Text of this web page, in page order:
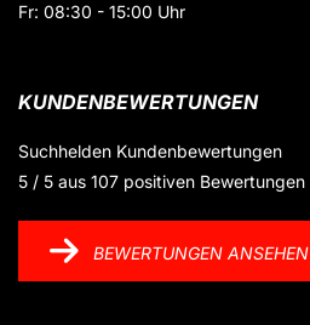
Fr: 08:30 - 15:00 Uhr
KUNDENBEWERTUNGEN
Suchhelden Kundenbewertungen
5 / 5 aus 107 positiven Bewertungen
BEWERTUNGEN ANSEHEN